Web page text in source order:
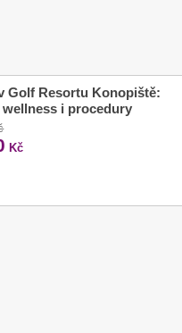
Golf Resortu Konopiště:
wellness i procedury
Kč